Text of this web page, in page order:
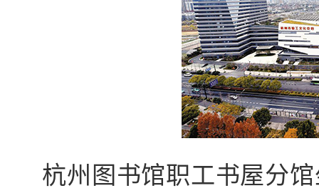
杭州图书馆职工书屋分